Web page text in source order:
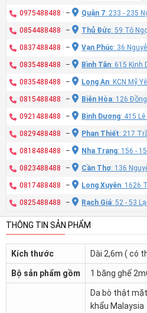
0975488488 – Quận 7: 233 - 235
0854488488 – Thủ Đức: 59 Tô
0837488488 – Vạn Phúc: 36
0835488488 – Bình Tân: 615 Kinh
0835488488 – Long An: KCN Mỹ
0815488488 – Biên Hòa: 126
0921488488 – Bình Dương: 415
0829488488 – Phan Thiết: 217
0818488488 – Nha Trang: 156 -
0823488488 – Cần Thơ: 136
0817488488 – Long Xuyên: 1626
0825488488 – Rạch Giá: 52 - 53
THÔNG TIN SẢN PHẨM
Kích thước Dài 2,6m ( có
Bộ sản phẩm gồm 1 băng ghế
Da bò thật
khẩu Malaysia